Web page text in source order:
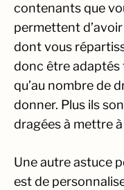
contenants que
permettent
dont vous
donc être adaptés
qu’au nombre de
donner. Plus ils
dragées à mettre à
Une autre astuce
est de